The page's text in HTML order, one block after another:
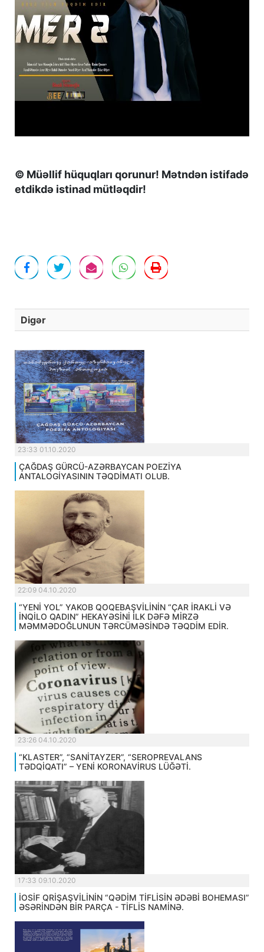
© Müəllif hüquqları qorunur! Mətndən istifadə
etdikdə istinad mütləqdir!
Digər
23:33 01.10.2020
ÇAĞDAŞ GÜRCÜ-AZƏRBAYCAN POEZİYA
ANTALOGİYASININ TƏQDİMATI OLUB.
22:09 04.10.2020
“YENİ YOL” YAKOB QOQEBAŞVİLİNİN “ÇAR İRAKLİ VƏ
İNQİLO QADIN” HEKAYƏSİNİ İLK DƏFƏ MİRZƏ
MƏMMƏDOĞLUNUN TƏRCÜMƏSİNDƏ TƏQDİM EDİR.
23:26 04.10.2020
“KLASTER”, “SANİTAYZER”, “SEROPREVALANS
TƏDQİQATI” – YENİ KORONAVİRUS LÜĞƏTİ.
17:33 09.10.2020
İOSİF QRİŞAŞVİLİNİN “QƏDİM TİFLİSİN ƏDƏBİ BOHEMASI”
ƏSƏRİNDƏN BİR PARÇA - TİFLİS NAMİNƏ.